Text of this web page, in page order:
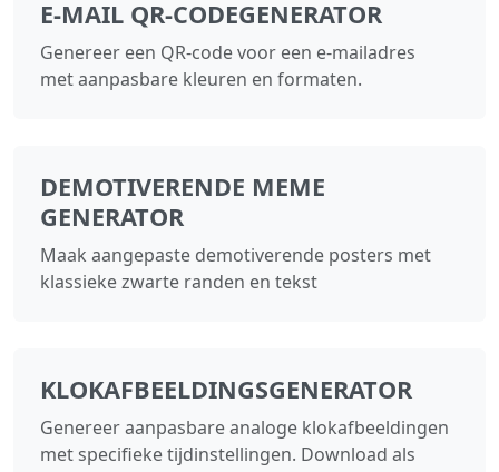
E‑MAIL QR‑CODEGENERATOR
Genereer een QR‑code voor een e‑mailadres
met aanpasbare kleuren en formaten.
DEMOTIVERENDE MEME
GENERATOR
Maak aangepaste demotiverende posters met
klassieke zwarte randen en tekst
KLOKAFBEELDINGSGENERATOR
Genereer aanpasbare analoge klokafbeeldingen
met specifieke tijdinstellingen. Download als